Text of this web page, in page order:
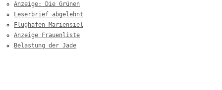
Anzeige: Die Grünen
Leserbrief abgelehnt
Flughafen Mariensiel
Anzeige Frauenliste
Belastung der Jade